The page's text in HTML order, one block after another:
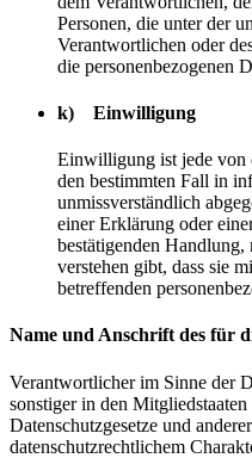
Personen, die unter der
Verantwortlichen oder
die personenbezogenen
k) Einwilligung
Einwilligung ist jede von
den bestimmten Fall in
unmissverständlich
einer Erklärung oder
bestätigenden Handlung,
verstehen gibt, dass sie
betreffenden
Name und Anschrift des für
Verantwortlicher im Sinne der
sonstiger in den
Datenschutzgesetze und
datenschutzrechtlichem